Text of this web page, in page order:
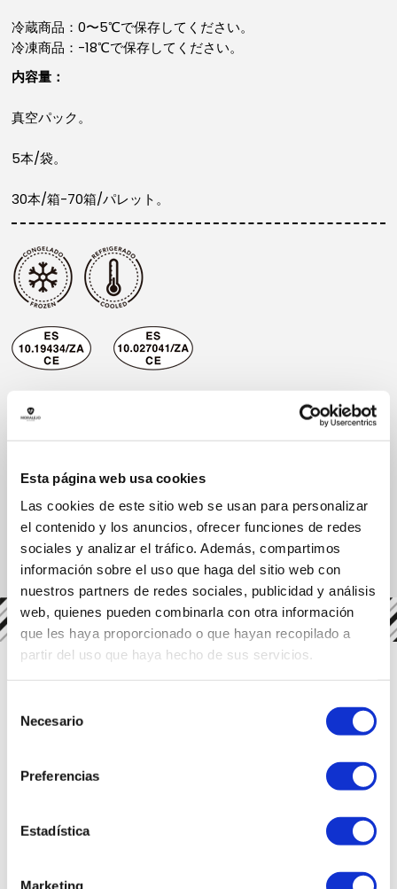
Esta página web usa cookies
Las cookies de este sitio web se usan para personalizar
el contenido y los anuncios, ofrecer funciones de redes
sociales y analizar el tráfico. Además, compartimos
información sobre el uso que haga del sitio web con
nuestros partners de redes sociales, publicidad y análisis
web, quienes pueden combinarla con otra información
que les haya proporcionado o que hayan recopilado a
partir del uso que haya hecho de sus servicios.
Necesario
Preferencias
Estadística
Marketing
冷蔵商品：0〜5℃で保存してください。
冷凍商品：-18℃で保存してください。
内容量：
真空パック。
5本/袋。
30本/箱-70箱/パレット。
関連レシピ